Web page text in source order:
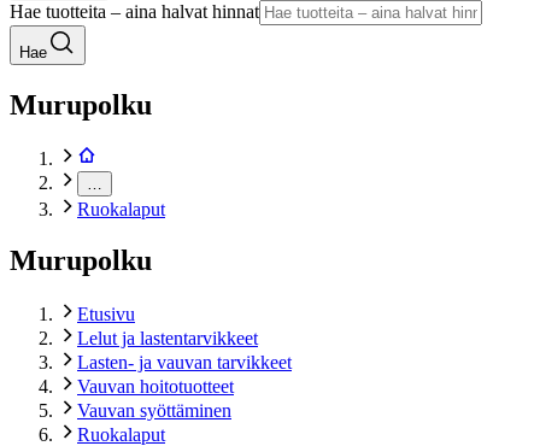
Hae tuotteita – aina halvat hinnat
Hae
Murupolku
Ruokalaput
Murupolku
Etusivu
Lelut ja lastentarvikkeet
Lasten- ja vauvan tarvikkeet
Vauvan hoitotuotteet
Vauvan syöttäminen
Ruokalaput